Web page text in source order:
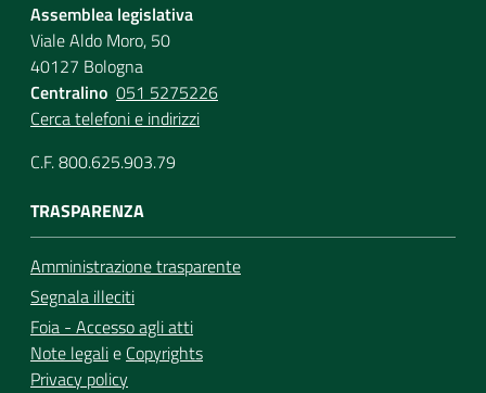
Assemblea legislativa
Viale Aldo Moro, 50
40127 Bologna
Centralino 051 5275226
Cerca telefoni e indirizzi
C.F. 800.625.903.79
TRASPARENZA
Amministrazione trasparente
Segnala illeciti
Foia - Accesso agli atti
Note legalie Copyrights
Privacy policy